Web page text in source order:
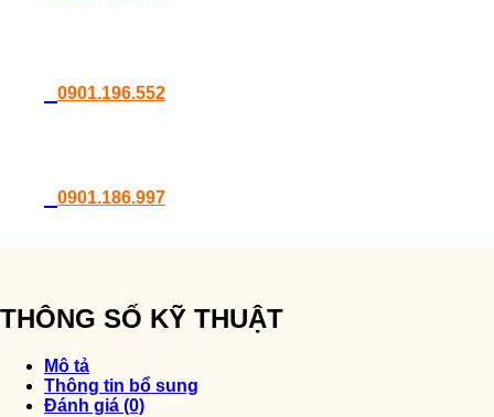
0901.196.552
0901.186.997
THÔNG SỐ KỸ THUẬT
Mô tả
Thông tin bổ sung
Đánh giá (0)